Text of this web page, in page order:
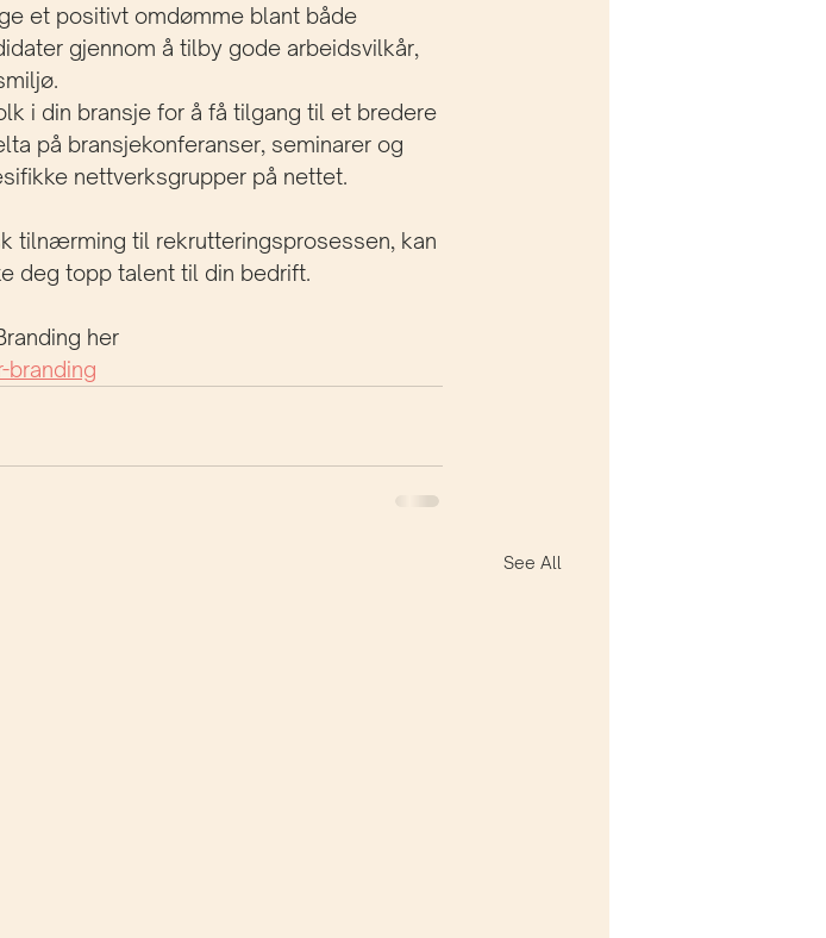
et positivt omdømme blant både
gjennom å tilby gode arbeidsvilkår,
i din bransje for å få tilgang til et bredere
på bransjekonferanser, seminarer og
nettverksgrupper på nettet.
tilnærming til rekrutteringsprosessen, kan
deg topp talent til din bedrift.
her
See All